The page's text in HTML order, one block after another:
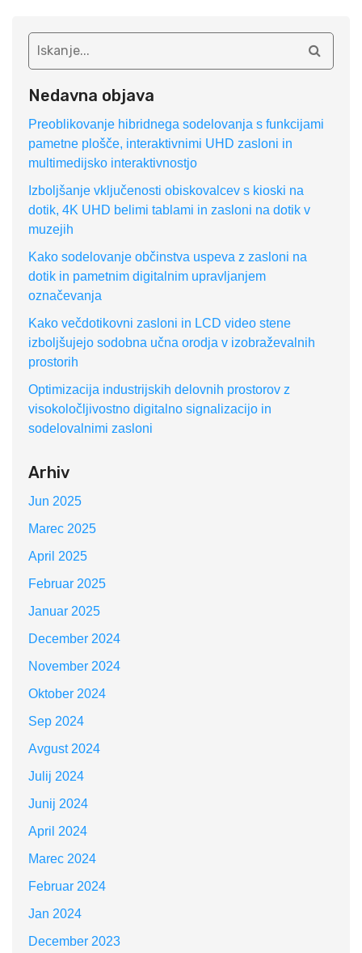
Nedavna objava
Preoblikovanje hibridnega sodelovanja s funkcijami
pametne plošče, interaktivnimi UHD zasloni in
multimedijsko interaktivnostjo
Izboljšanje vključenosti obiskovalcev s kioski na
dotik, 4K UHD belimi tablami in zasloni na dotik v
muzejih
Kako sodelovanje občinstva uspeva z zasloni na
dotik in pametnim digitalnim upravljanjem
označevanja
Kako večdotikovni zasloni in LCD video stene
izboljšujejo sodobna učna orodja v izobraževalnih
prostorih
Optimizacija industrijskih delovnih prostorov z
visokoločljivostno digitalno signalizacijo in
sodelovalnimi zasloni
Arhiv
Jun 2025
Marec 2025
April 2025
Februar 2025
Januar 2025
December 2024
November 2024
Oktober 2024
Sep 2024
Avgust 2024
Julij 2024
Junij 2024
April 2024
Marec 2024
Februar 2024
Jan 2024
December 2023